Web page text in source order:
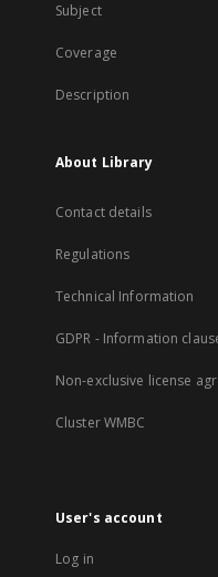
Subject
Coverage
Description
About Library
Contact details
Regulations
Technical Information
GDPR - Information
Non-exclusive license
Cluster WMBC
User's account
Log in